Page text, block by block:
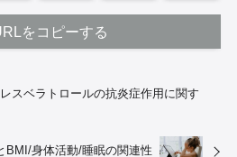
をコピーする
スベラトロールの抗炎症作用に関す
BMI/身体活動/睡眠の関連性